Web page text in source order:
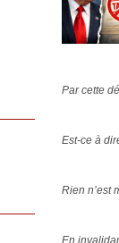
Par cette
Est-ce à
Rien n’est
En